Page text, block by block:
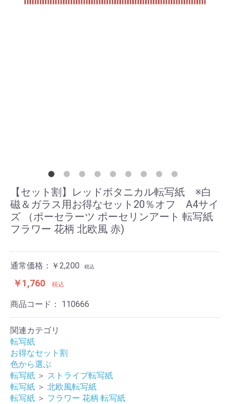
【セット割】レッドボタニカル転写紙 ※白
磁＆ガラス用お得なセット20％オフ A4サイ
ズ （ポーセラーツ ポーセリンアート 転写紙
フラワー 花柄 北欧風 赤)
通常価格：￥2,200 税込
￥1,760 税込
商品コード： 110666
関連カテゴリ
転写紙
お得なセット割
色から選ぶ
転写紙 ＞ ストライプ転写紙
転写紙 ＞ 北欧風転写紙
転写紙 ＞ フラワー 花柄 転写紙